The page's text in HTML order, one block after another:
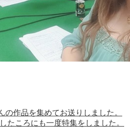
の作品を集めてお送りしました。
たころにも一度特集をしました。